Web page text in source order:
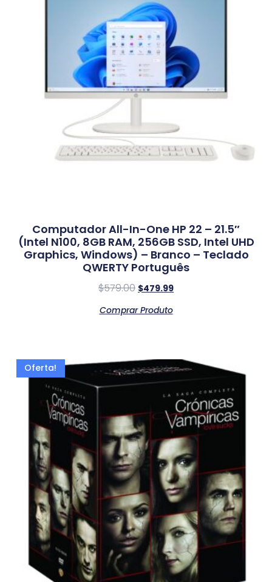
Computador All-In-One HP 22 – 21.5″
(Intel N100, 8GB RAM, 256GB SSD, Intel UHD
Graphics, Windows) – Branco – Teclado
QWERTY Português
$579.00 $479.99
Comprar Produto
Oferta!